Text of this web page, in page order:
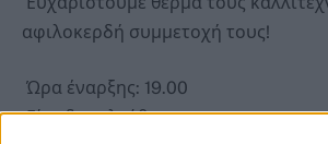
αφιλοκερδή συμμετοχή τους!
Ώρα έναρξης: 19.00
Είσοδος ελεύθερη